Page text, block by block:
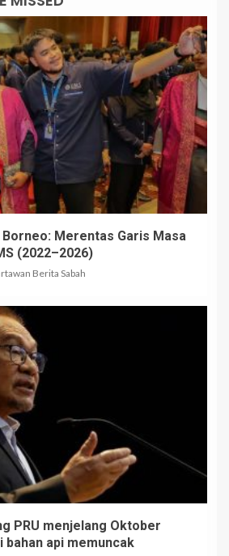
Merentas Garis Masa
(2022–2026)
Berita Sabah
PRU menjelang Oktober
bahan api memuncak